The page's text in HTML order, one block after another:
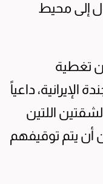
إلى محيط
تغطية
الإيرانية، داعياً
اللتين
أن يتم توقيفهم